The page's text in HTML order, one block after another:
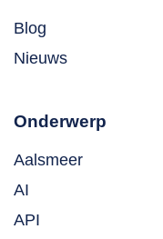
Blog
Nieuws
Onderwerp
Aalsmeer
AI
API